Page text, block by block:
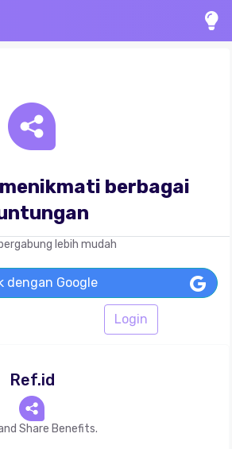
berbagai
lebih mudah
dengan Google
Login
Ref.id
Share Benefits.